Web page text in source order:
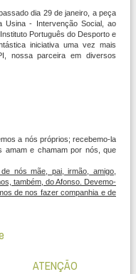
dia 29 de janeiro, a peça
Usina - Intervenção Social, ao
Português do Desporto e
iniciativa uma vez mais
nossa parceira em diversos
a nós próprios; recebemo-la
amam e chamam por nós, que
nós mãe, pai, irmão, amigo,
também, do Afonso. Devemo-
de nos fazer companhia e de
ATENÇÃO